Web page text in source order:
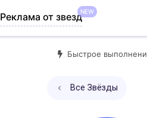
Реклама от звездNEW
Быстрое
Все Звёзды